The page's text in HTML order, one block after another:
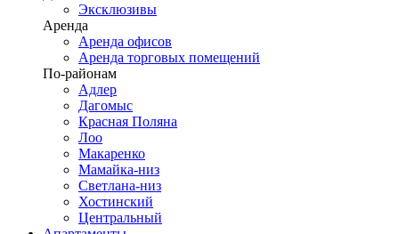
Эксклюзивы
Аренда
Аренда офисов
Аренда торговых помещений
По-районам
Адлер
Дагомыс
Красная Поляна
Лоо
Макаренко
Мамайка-низ
Светлана-низ
Хостинский
Центральный